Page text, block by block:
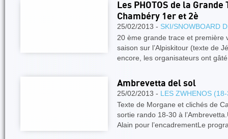
Les PHOTOS de la
Chambéry 1er et 2è
25/02/2013 - SKI/SNOWBOARD
20 ème grande trace et première
saison sur l’Alpiskitour (texte de
encore, les organisateurs ont
Ambrevetta del sol
25/02/2013 - LES ZWHENOS
Texte de Morgane et clichés de
sortie rando 18-30 à
Alain pour l’encadrementLe